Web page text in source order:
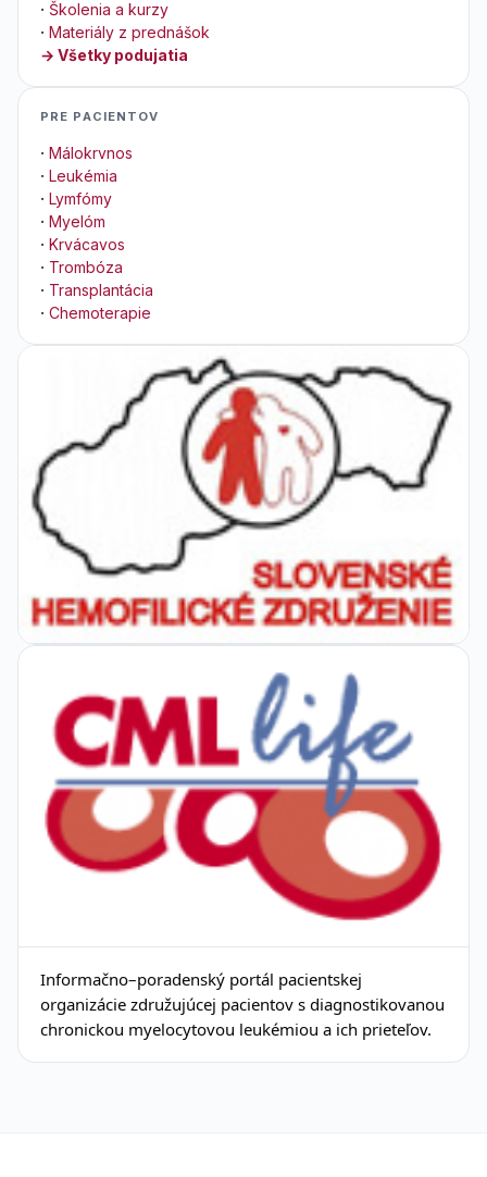
· Školenia a kurzy
· Materiály z prednášok
→ Všetky podujatia
PRE PACIENTOV
· Málokrvnos
· Leukémia
· Lymfómy
· Myelóm
· Krvácavos
· Trombóza
· Transplantácia
· Chemoterapie
Informačno–poradenský portál pacientskej
organizácie združujúcej pacientov s diagnostikovanou
chronickou myelocytovou leukémiou a ich prieteľov.